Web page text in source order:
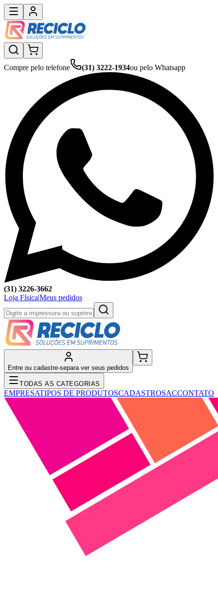
Compre pelo telefone (31) 3222-1934ou pelo Whatsapp
(31) 3226-3662
Loja Física|Meus pedidos
Entre ou cadastre-separa ver seus pedidos
TODAS AS CATEGORIAS
EMPRESATIPOS DE PRODUTOSCADASTROSACCONTATO